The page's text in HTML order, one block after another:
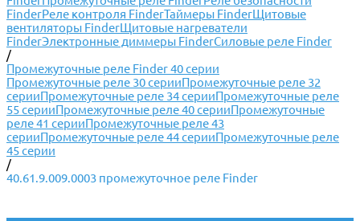
FinderРеле контроля FinderТаймеры FinderЩитовые
вентиляторы FinderЩитовые нагреватели
FinderЭлектронные диммеры FinderСиловые реле Finder
/
Промежуточные реле Finder 40 серии
Промежуточные реле 30 серииПромежуточные реле 32
серииПромежуточные реле 34 серииПромежуточные реле
55 серииПромежуточные реле 40 серииПромежуточные
реле 41 серииПромежуточные реле 43
серииПромежуточные реле 44 серииПромежуточные реле
45 серии
/
40.61.9.009.0003 промежуточное реле Finder